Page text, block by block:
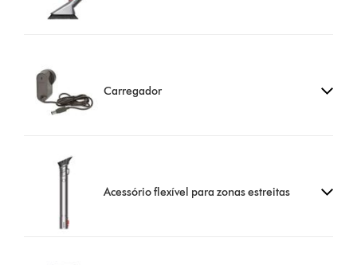
Carregador
Acessório flexível para zonas estreitas